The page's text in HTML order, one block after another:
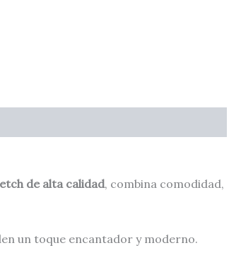
de alta calidad, combina comodidad,
un toque encantador y moderno.